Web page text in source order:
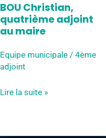
BOU Christian,
quatrième adjoint
au maire
Equipe municipale / 4ème
adjoint
BOU
Lire la suite »